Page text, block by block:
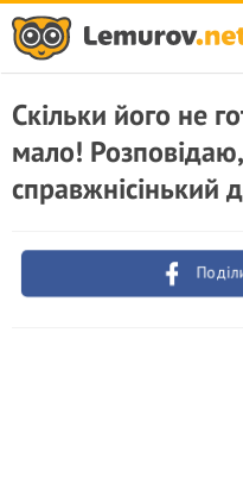
Скільки його не
мало!
справжнісінький